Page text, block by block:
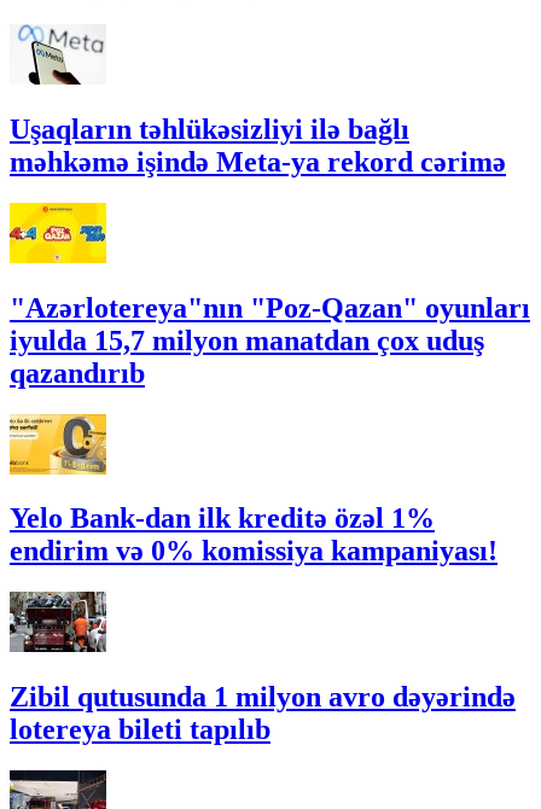
Uşaqların təhlükəsizliyi ilə bağlı
məhkəmə işində Meta-ya rekord cərimə
"Azərlotereya"nın "Poz-Qazan" oyunları
iyulda 15,7 milyon manatdan çox uduş
qazandırıb
Yelo Bank-dan ilk kreditə özəl 1%
endirim və 0% komissiya kampaniyası!
Zibil qutusunda 1 milyon avro dəyərində
lotereya bileti tapılıb